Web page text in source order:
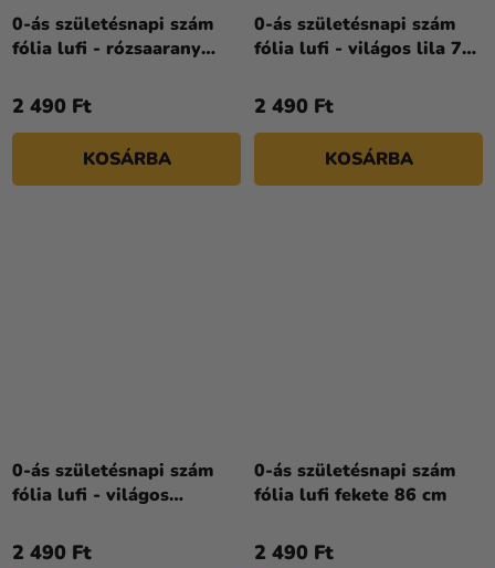
0-ás születésnapi szám
fólia lufi - rózsaarany
2 490 Ft
KOSÁRBA
0-ás születésnapi szám
fólia lufi - világos lila 72
2 490 Ft
KOSÁRBA
0-ás születésnapi szám
fólia lufi - világos
2 490 Ft
0-ás születésnapi szám
fólia lufi fekete 86 cm
2 490 Ft